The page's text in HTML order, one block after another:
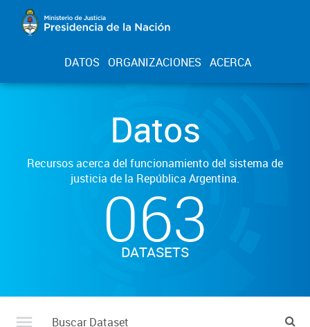
DATOS ORGANIZACIONES ACERCA
Datos
Recursos acerca del funcionamiento del sistema de
justicia de la República Argentina.
063
DATASETS